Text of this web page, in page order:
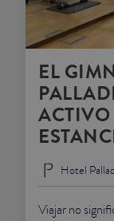
EL
Hotel
Viajar no